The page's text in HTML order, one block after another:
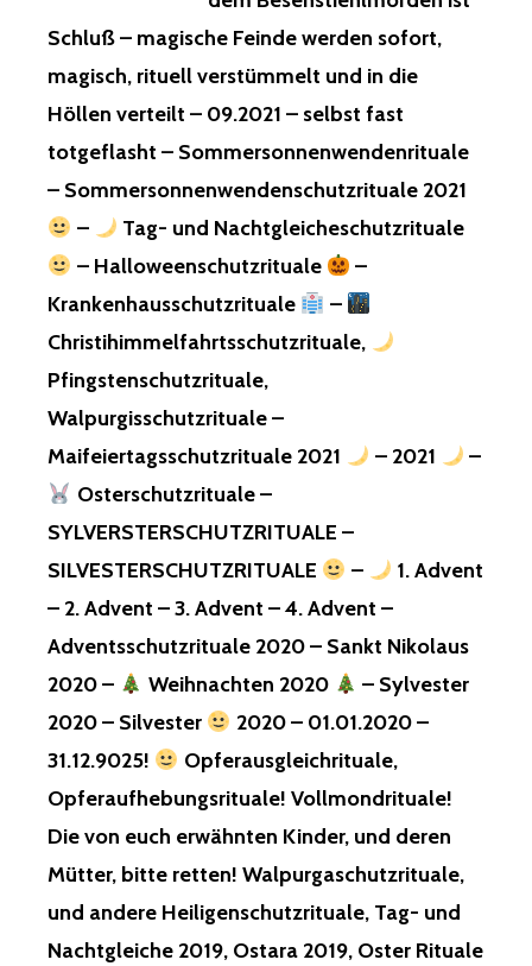
Schluß – magische Feinde werden sofort,
magisch, rituell verstümmelt und in die
Höllen verteilt – 09.2021 – selbst fast
totgeflasht – Sommersonnenwendenrituale
– Sommersonnenwendenschutzrituale 2021
–
Tag- und Nachtgleicheschutzrituale
– Halloweenschutzrituale
–
Krankenhausschutzrituale
–
Christihimmelfahrtsschutzrituale,
Pfingstenschutzrituale,
Walpurgisschutzrituale –
Maifeiertagsschutzrituale 2021
– 2021
–
Osterschutzrituale –
SYLVERSTERSCHUTZRITUALE –
SILVESTERSCHUTZRITUALE
–
1. Advent
– 2. Advent – 3. Advent – 4. Advent –
Adventsschutzrituale 2020 – Sankt Nikolaus
2020 –
Weihnachten 2020
– Sylvester
2020 – Silvester
2020 – 01.01.2020 –
31.12.9025!
Opferausgleichrituale,
Opferaufhebungsrituale! Vollmondrituale!
Die von euch erwähnten Kinder, und deren
Mütter, bitte retten! Walpurgaschutzrituale,
und andere Heiligenschutzrituale, Tag- und
Nachtgleiche 2019, Ostara 2019, Oster Rituale